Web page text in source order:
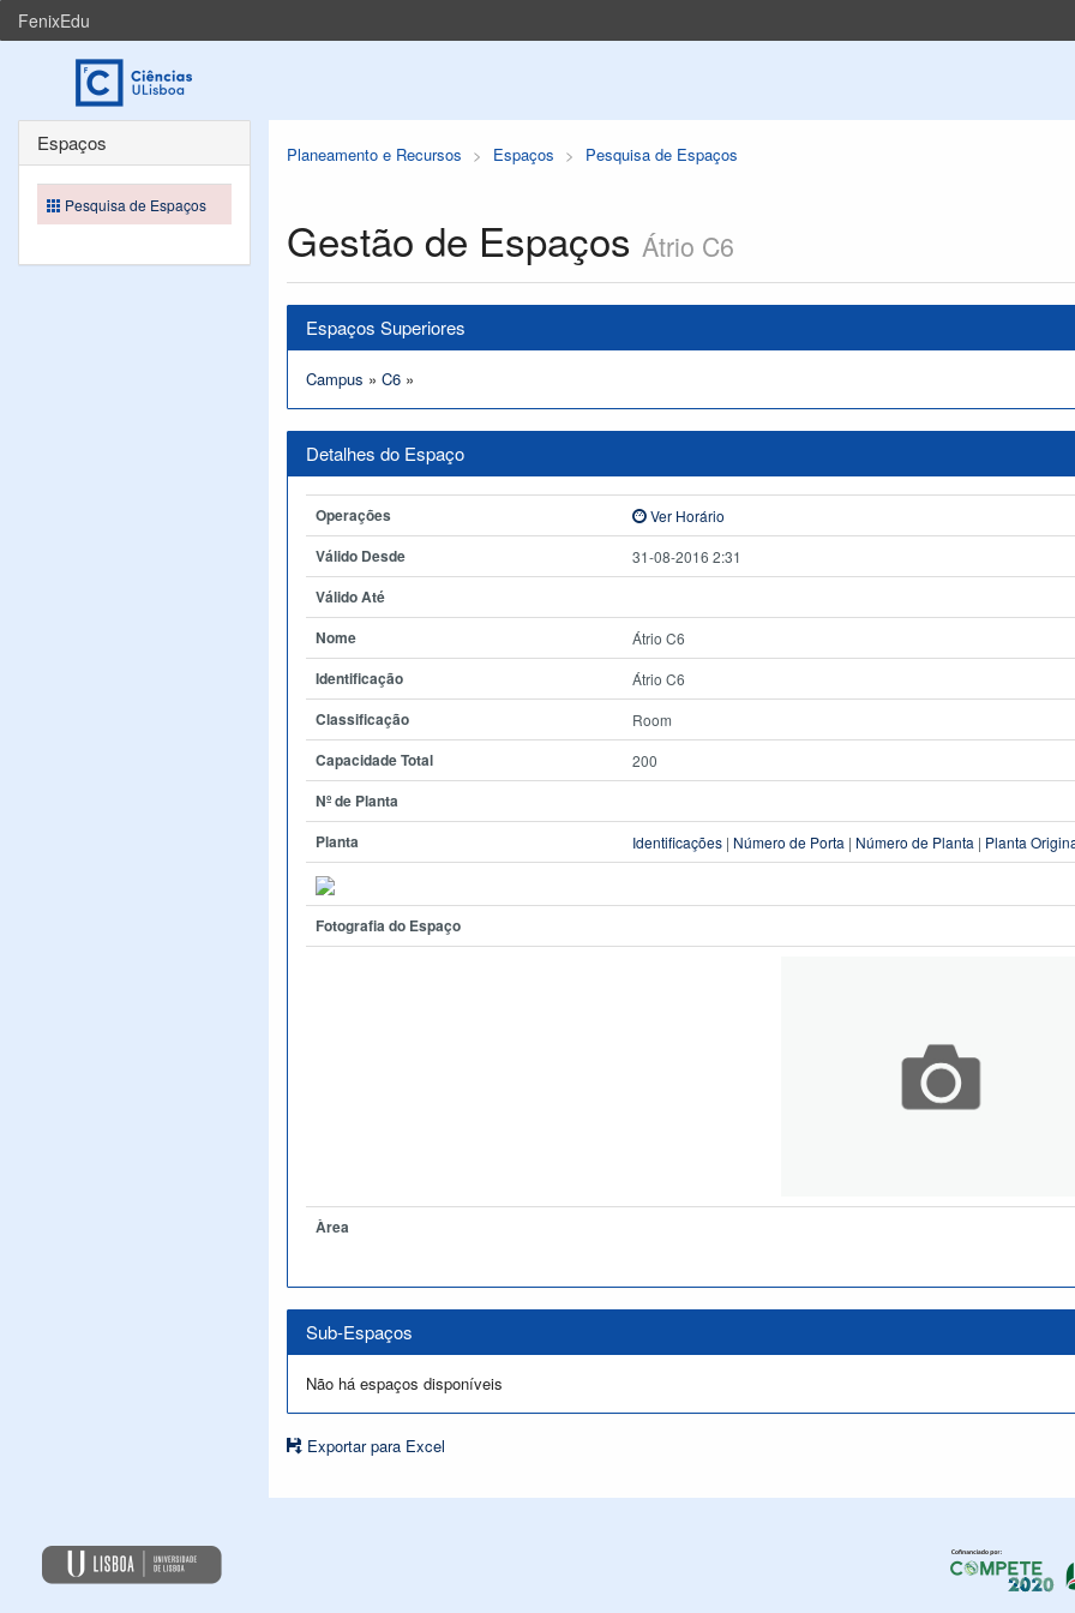
FenixEdu
Planeamento e Recursos Espaços Pesquisa de Espaços
Gestão de Espaços Átrio C6
Espaços Superiores
Campus » C6 »
Detalhes do Espaço
Operações Ver Horário
Válido Desde 31-08-2016 2:31
Válido Até
Nome
Átrio C6
Identificação Átrio C6
Classificação Room
Capacidade Total 200
Nº de Planta
Planta
Identificações | Número de Porta | Número de Planta | Planta
Fotografia do Espaço
Àrea
Sub-Espaços
Não há espaços disponíveis
Exportar para Excel
Espaços
Pesquisa de Espaços